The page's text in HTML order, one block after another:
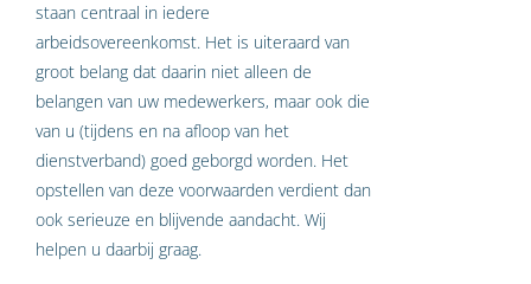
staan centraal in iedere
arbeidsovereenkomst. Het is uiteraard van
groot belang dat daarin niet alleen de
belangen van uw medewerkers, maar ook die
van u (tijdens en na afloop van het
dienstverband) goed geborgd worden. Het
opstellen van deze voorwaarden verdient dan
ook serieuze en blijvende aandacht. Wij
helpen u daarbij graag.